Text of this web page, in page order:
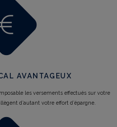
AVANTAGEUX
les versements effectués sur votre
d’autant votre effort d’épargne.